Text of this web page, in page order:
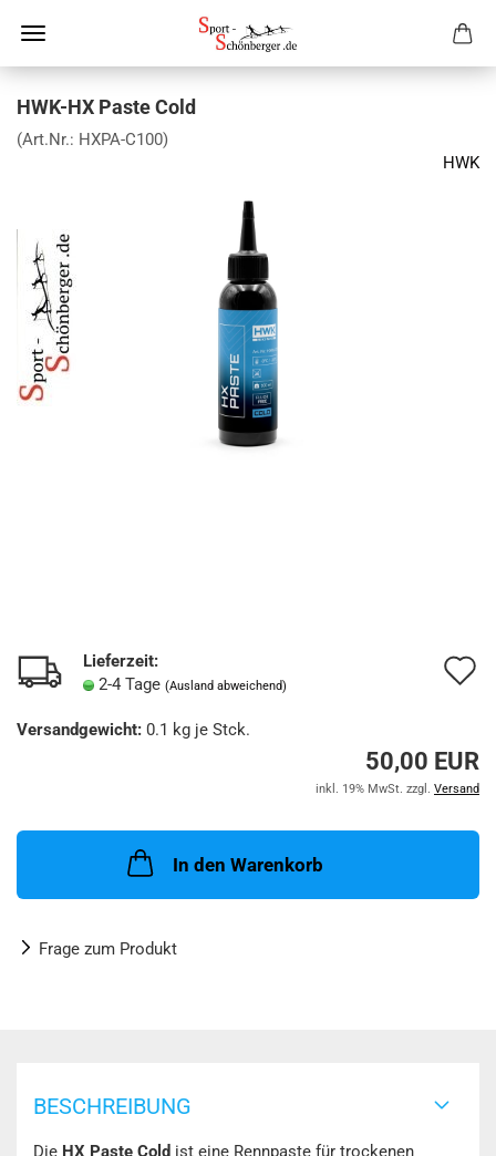
HWK-HX Paste Cold
(Art.Nr.: HXPA-C100)
HWK
Lieferzeit:
2-4 Tage (Ausland abweichend)
Versandgewicht: 0.1 kg je Stck.
50,00 EUR
inkl. 19% MwSt. zzgl. Versand
In den Warenkorb
Frage zum Produkt
BESCHREIBUNG
Die HX Paste Cold ist eine Rennpaste für trockenen